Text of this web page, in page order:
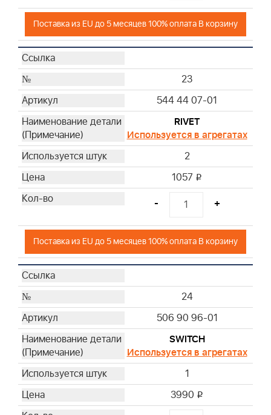
Поставка из EU до 5 месяцев 100% оплата В корзину
23
544 44 07-01
RIVET
Используется в агрегатах
2
1057 i
- +
Поставка из EU до 5 месяцев 100% оплата В корзину
24
506 90 96-01
SWITCH
Используется в агрегатах
1
3990 i